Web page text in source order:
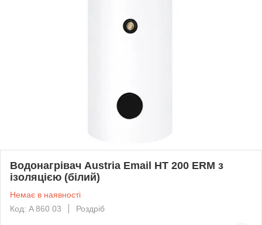
Водонагрівач Austria Email HT 200 ERM з
ізоляцією (білий)
Немає в наявності
Код: A 860 03
Роздріб